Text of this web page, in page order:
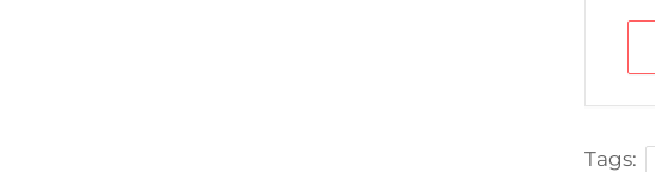
Tags: